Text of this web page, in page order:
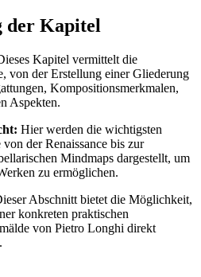
der Kapitel
Kapitel vermittelt die
von der Erstellung einer Gliederung
Kompositionsmerkmalen,
Aspekten.
Hier werden die wichtigsten
der Renaissance bis zur
Mindmaps dargestellt, um
zu ermöglichen.
Abschnitt bietet die Möglichkeit,
konkreten praktischen
von Pietro Longhi direkt